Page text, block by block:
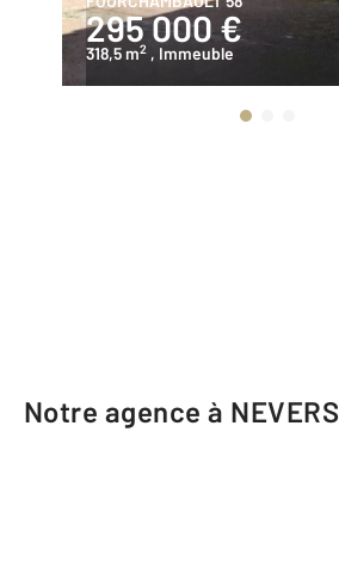
295 000 €
318,5 m2 , Immeuble
Notre agence à NEVERS